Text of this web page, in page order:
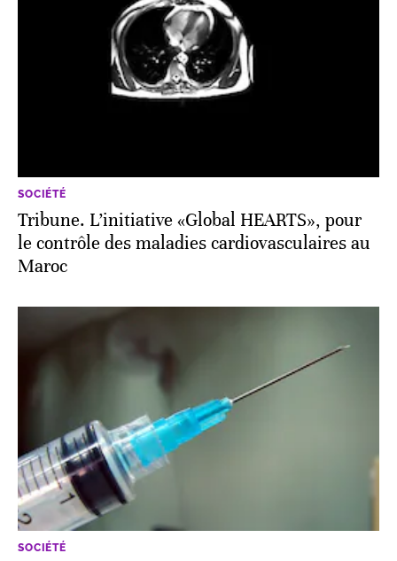
SOCIÉTÉ
Tribune. L’initiative «Global HEARTS», pour
le contrôle des maladies cardiovasculaires au
Maroc
SOCIÉTÉ